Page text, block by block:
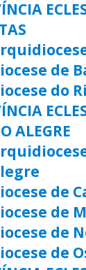
de
do
ALEGRE
de
de
de
de